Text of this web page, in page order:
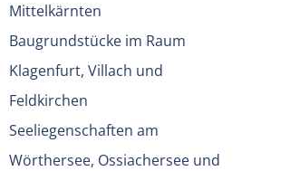
Mittelkärnten
Baugrundstücke im Raum
Klagenfurt, Villach und
Feldkirchen
Seeliegenschaften am
Wörthersee, Ossiachersee und